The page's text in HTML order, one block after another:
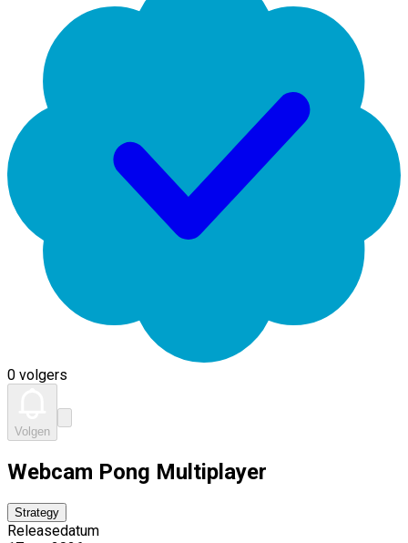
0 volgers
Volgen
Webcam Pong Multiplayer
Strategy
Releasedatum